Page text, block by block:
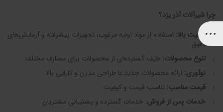
چرا شیرآلات آذر یزد؟
کیفیت بالا: استفاده از مواد اولیه مرغوب، تجهیزات پیشرفته و آزمایش‌های
دقیق
تنوع محصولات: طیف گسترده‌ای از محصولات برای مصارف مختلف
نوآوری: ارائه محصولات جدید با طراحی مدرن و کارایی بالا
قیمت مناسب: تناسب قیمت و کیفیت
خدمات پس از فروش: خدمات گسترده و پشتیبانی مشتریان